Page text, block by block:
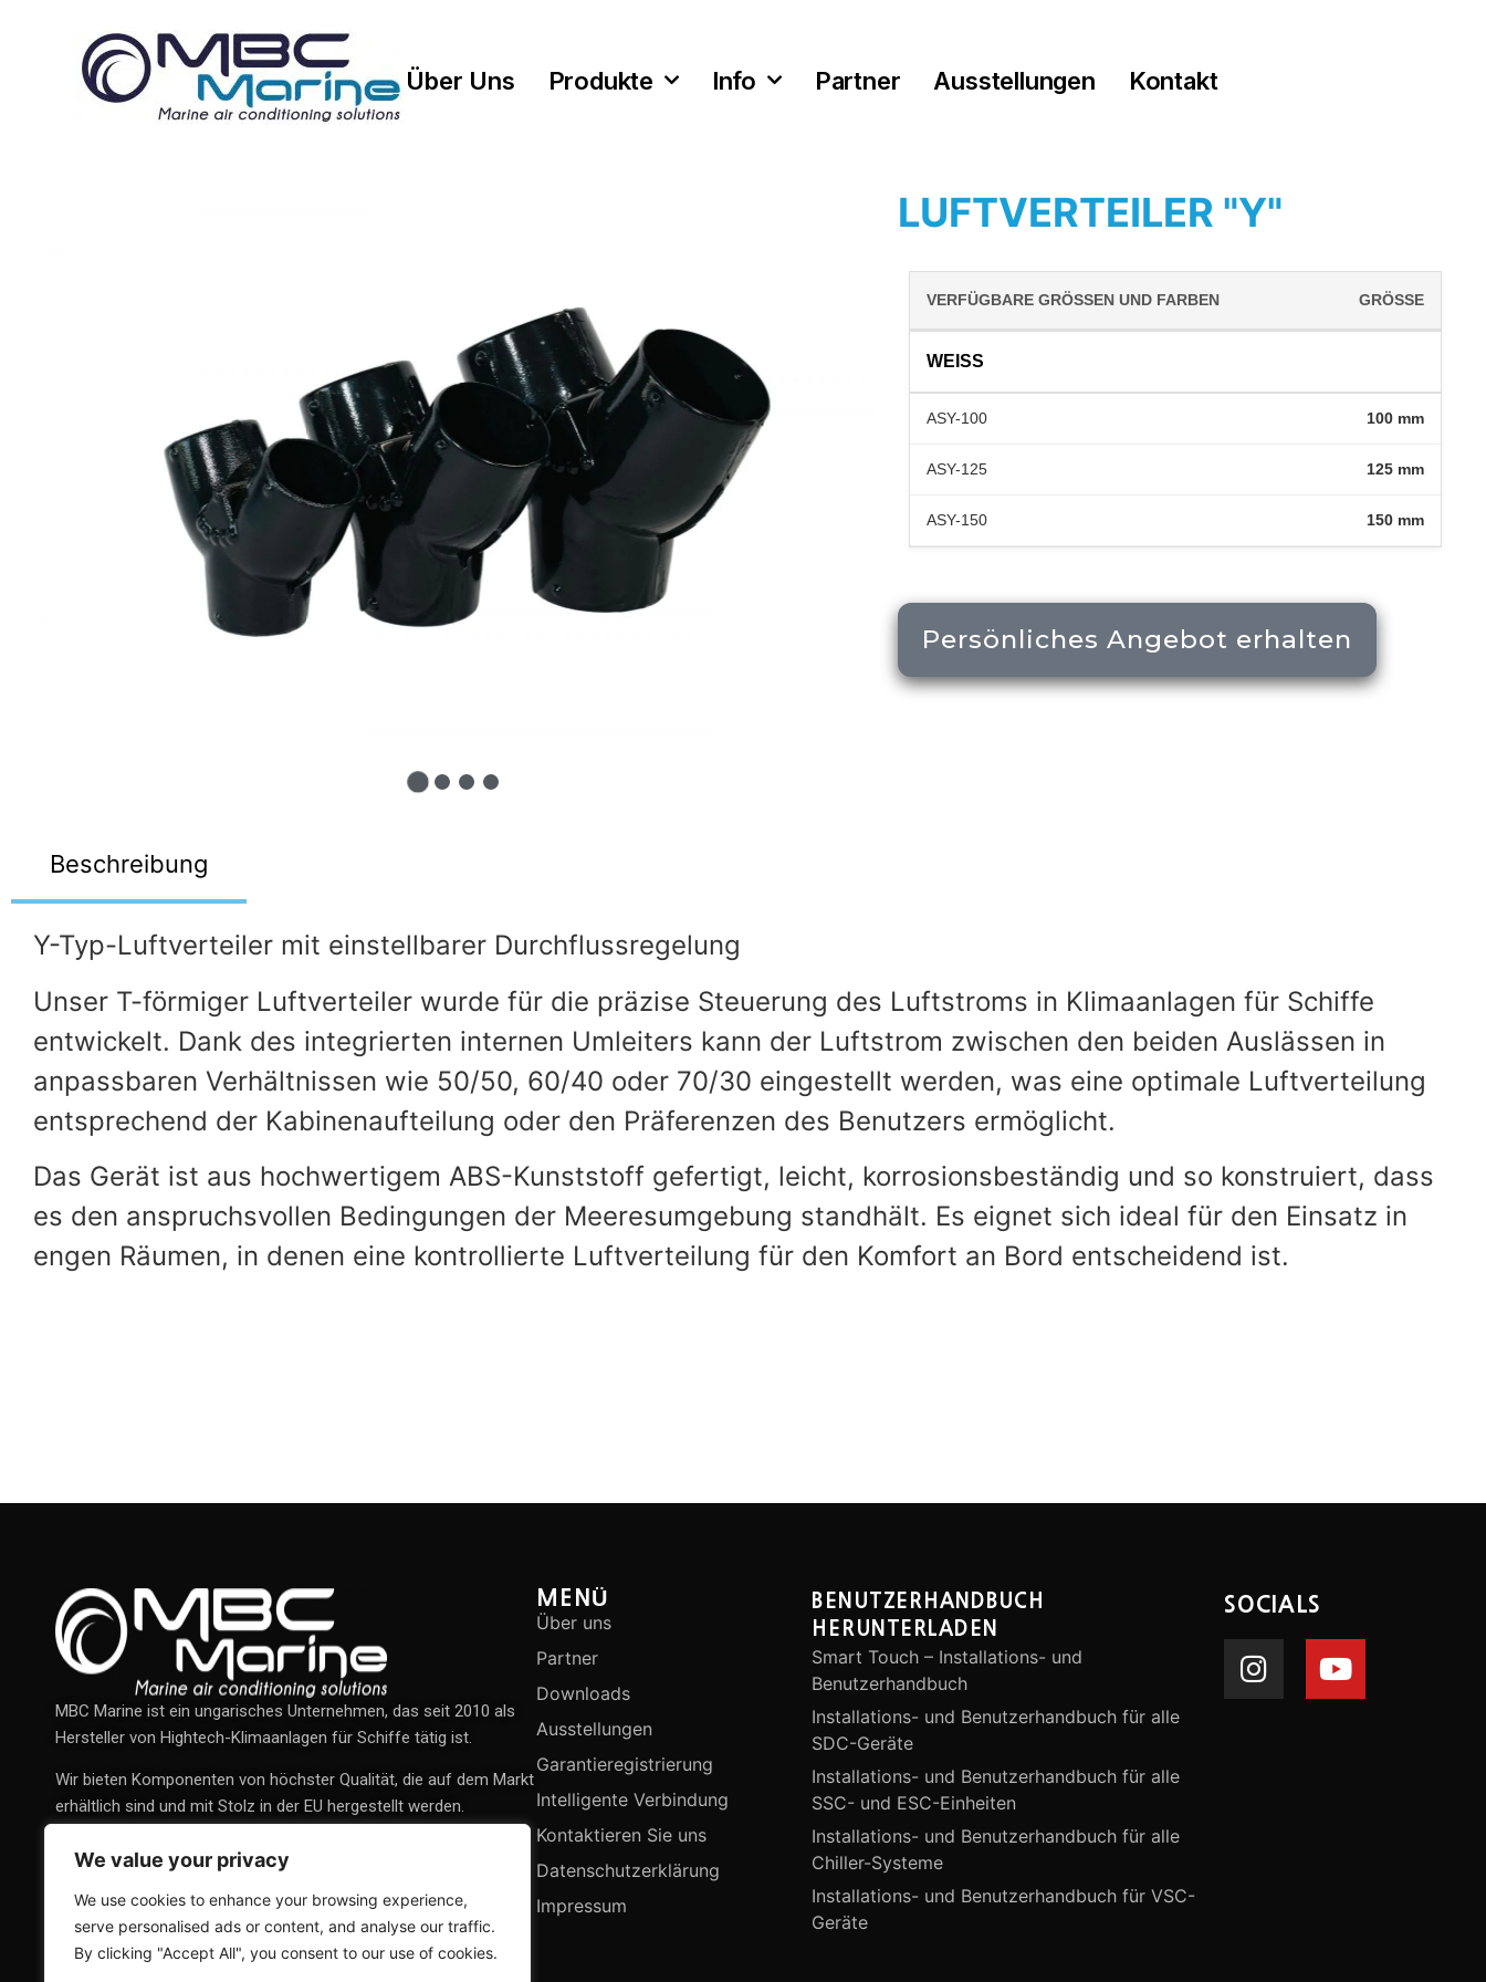
We value your privacy
We use cookies to enhance your browsing experience,
serve personalised ads or content, and analyse our traffic.
By clicking "Accept All", you consent to our use of cookies.
Über Uns Produkte Info Partner Ausstellungen Kontakt
LUFTVERTEILER "Y"
VERFÜGBARE GRÖSSEN UND FARBEN GRÖSSE
WEISS
ASY-100 100 mm
ASY-125 125 mm
ASY-150 150 mm
Persönliches Angebot erhalten
Beschreibung
Y-Typ-Luftverteiler mit einstellbarer Durchflussregelung
Unser T-förmiger Luftverteiler wurde für die präzise Steuerung des Luftstroms in Klimaanlagen für Schiffe
entwickelt. Dank des integrierten internen Umleiters kann der Luftstrom zwischen den beiden Auslässen in
anpassbaren Verhältnissen wie 50/50, 60/40 oder 70/30 eingestellt werden, was eine optimale Luftverteilung
entsprechend der Kabinenaufteilung oder den Präferenzen des Benutzers ermöglicht.
Das Gerät ist aus hochwertigem ABS-Kunststoff gefertigt, leicht, korrosionsbeständig und so konstruiert, dass
es den anspruchsvollen Bedingungen der Meeresumgebung standhält. Es eignet sich ideal für den Einsatz in
engen Räumen, in denen eine kontrollierte Luftverteilung für den Komfort an Bord entscheidend ist.
MBC Marine ist ein ungarisches Unternehmen, das seit 2010 als
Hersteller von Hightech-Klimaanlagen für Schiffe tätig ist.
Wir bieten Komponenten von höchster Qualität, die auf dem Markt
erhältlich sind und mit Stolz in der EU hergestellt werden.
MENÜ
Über uns
Partner
Downloads
Ausstellungen
Garantieregistrierung
Intelligente Verbindung
Kontaktieren Sie uns
Datenschutzerklärung
Impressum
BENUTZERHANDBUCH
HERUNTERLADEN
Smart Touch – Installations- und
Benutzerhandbuch
Installations- und Benutzerhandbuch für alle
SDC-Geräte
Installations- und Benutzerhandbuch für alle
SSC- und ESC-Einheiten
Installations- und Benutzerhandbuch für alle
Chiller-Systeme
Installations- und Benutzerhandbuch für VSC-
Geräte
SOCIALS